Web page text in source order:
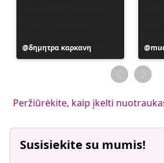
Įrašą
paskelbė
δημητρα καρκανη
Peržiūrėkite, kaip įkelti
Susisiekite su mumis!